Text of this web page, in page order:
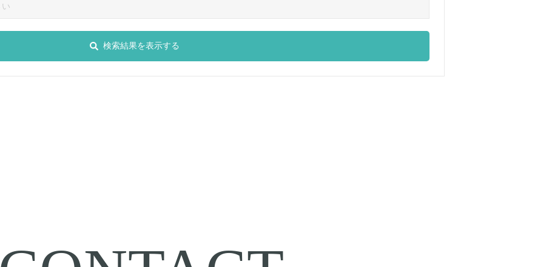
検索結果を表示する